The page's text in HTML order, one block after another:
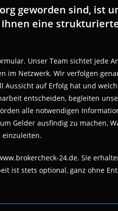
geworden sind, ist
eine
Unser Team sichtet jede
im Netzwerk. Wir verfolgen
auf Erfolg hat und
entscheiden, begleiten
alle notwendigen
Gelder ausfindig zu machen,
einzuleiten.
24.de. Sie
ist stets optional, ganz ohne